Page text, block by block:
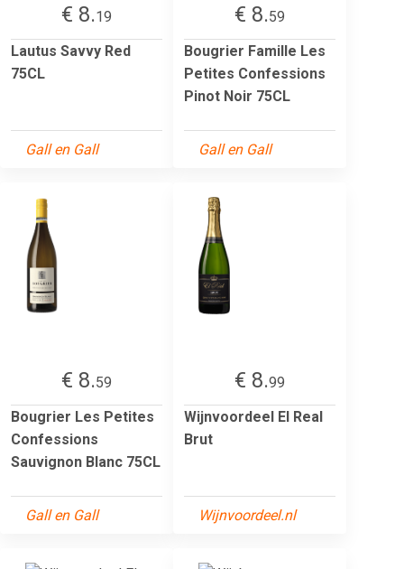
€ 8.19
Lautus Savvy Red
75CL
Gall en Gall
€ 8.59
Bougrier Famille Les
Petites Confessions
Pinot Noir 75CL
Gall en Gall
€ 8.59
Bougrier Les Petites
Confessions
Sauvignon Blanc 75CL
Gall en Gall
€ 8.99
Wijnvoordeel El Real
Brut
Wijnvoordeel.nl